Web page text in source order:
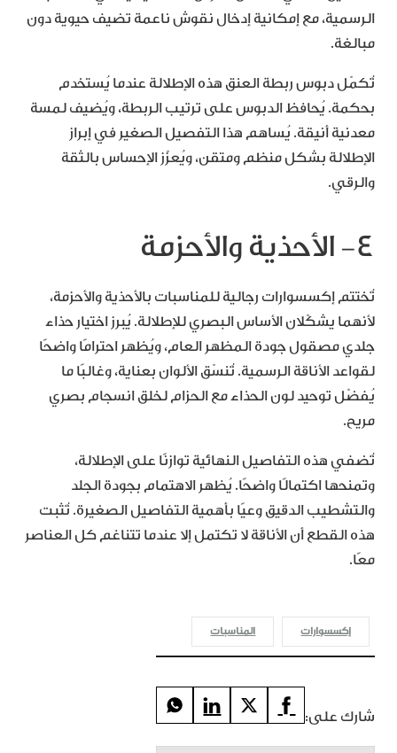
الرسمية، مع إمكانية إدخال نقوش ناعمة تضيف حيوية دون
مبالغة.
تُكمّل دبوس ربطة العنق هذه الإطلالة عندما يُستخدم
بحكمة. يُحافظ الدبوس على ترتيب الربطة، ويُضيف لمسة
معدنية أنيقة. يُساهم هذا التفصيل الصغير في إبراز
الإطلالة بشكل منظم ومتقن، ويُعزّز الإحساس بالثقة
والرقي.
٤- الأحذية والأحزمة
تُختتم إكسسوارات رجالية للمناسبات بالأحذية والأحزمة،
لأنهما يشكّلان الأساس البصري للإطلالة. يُبرز اختيار حذاء
جلدي مصقول جودة المظهر العام، ويُظهر احترامًا واضحًا
لقواعد الأناقة الرسمية. تُنسّق الألوان بعناية، وغالبًا ما
يُفضّل توحيد لون الحذاء مع الحزام لخلق انسجام بصري
مريح.
تُضفي هذه التفاصيل النهائية توازنًا على الإطلالة،
وتمنحها اكتمالًا واضحًا. يُظهر الاهتمام بجودة الجلد
والتشطيب الدقيق وعيًا بأهمية التفاصيل الصغيرة. تُثبت
هذه القطع أن الأناقة لا تكتمل إلا عندما تتناغم كل العناصر
معًا.
إكسسوارات المناسبات
شارك على: